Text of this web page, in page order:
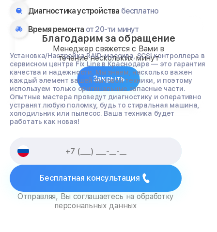
Диагностика устройства бесплатно
Время ремонта от 20-ти минут
Установка/Настройка RAID-массива, SCSI контроллера в
сервисном центре Fix Line в Краснодаре — это гарантия
качества и надежности. Мы знаем, насколько важен
каждый элемент вашей бытовой техники, и поэтому
используем только оригинальные запасные части.
Опытные мастера проведут диагностику и оперативно
устранят любую поломку, будь то стиральная машина,
холодильник или пылесос. Ваша техника будет
работать как новая!
Бесплатная консультация
Отправляя, Вы соглашаетесь на обработку
персональных данных
Благодарим за обращение
Менеджер свяжется с Вами в
течение нескольких минут
Закрыть